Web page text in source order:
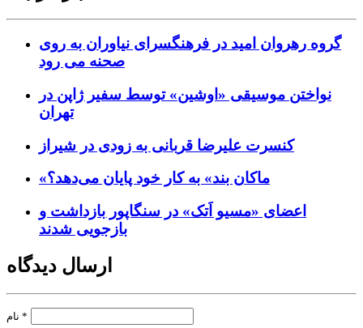
گروه رهروان امید در فرهنگسرای نیاوران به روی
صحنه می رود
نواختن موسیقی «اوشین» توسط سفیر ژاپن در
تهران
کنسرت علیرضا قربانی به زودی در شیراز
«ماکان بند» به کار خود پایان می‌دهد؟
اعضای «مسیو اَتک» در سنگاپور بازداشت و
بازجویی شدند
ارسال دیدگاه
*